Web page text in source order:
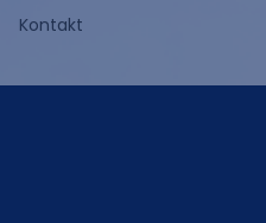
Kontakt